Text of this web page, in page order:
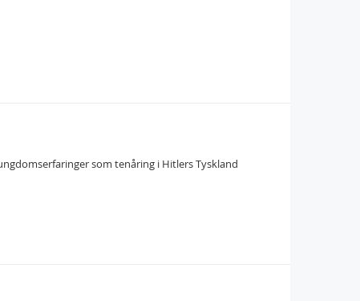
ungdomserfaringer som tenåring i Hitlers Tyskland